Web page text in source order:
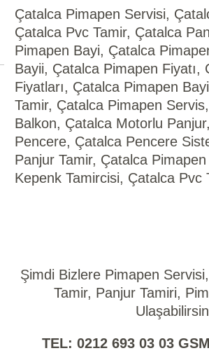
Çatalca Pimapen Servisi,
Çatalca Pvc Tamir, Çatalca
Pimapen Bayi, Çatalca
Bayii, Çatalca Pimapen Fiyatı,
Fiyatları, Çatalca Pimapen
Tamir, Çatalca Pimapen
Balkon, Çatalca Motorlu
Pencere, Çatalca Pencere
Panjur Tamir, Çatalca
Kepenk Tamircisi, Çatalca Pvc
Şimdi Bizlere Pimapen
Tamir, Panjur Tamiri,
TEL: 0212 693 03 03